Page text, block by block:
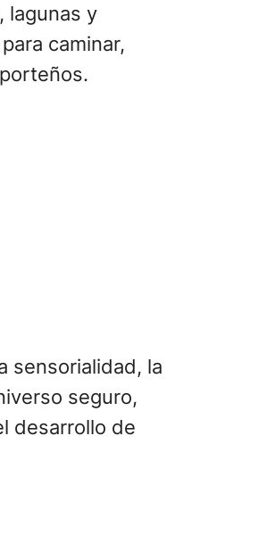
lagunas y
caminar,
sensorialidad, la
seguro,
desarrollo de